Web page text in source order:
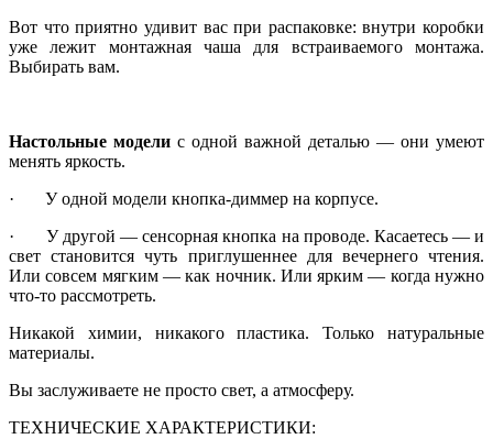
Вот что приятно удивит вас при распаковке: внутри коробки
уже лежит монтажная чаша для встраиваемого монтажа.
Выбирать вам.
Настольные модели с одной важной деталью — они умеют
менять яркость.
· У одной модели кнопка-диммер на корпусе.
· У другой — сенсорная кнопка на проводе. Касаетесь — и
свет становится чуть приглушеннее для вечернего чтения.
Или совсем мягким — как ночник. Или ярким — когда нужно
что-то рассмотреть.
Никакой химии, никакого пластика. Только натуральные
материалы.
Вы заслуживаете не просто свет, а атмосферу.
ТЕХНИЧЕСКИЕ ХАРАКТЕРИСТИКИ: